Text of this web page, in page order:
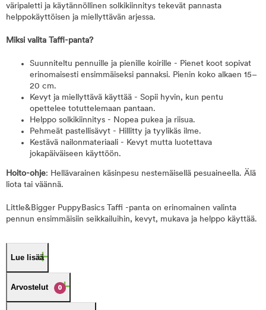
väripaletti ja käytännöllinen solkikiinnitys tekevät pannasta
helppokäyttöisen ja miellyttävän arjessa.
Miksi valita Taffi-panta?
Suunniteltu pennuille ja pienille koirille - Pienet koot sopivat
erinomaisesti ensimmäiseksi pannaksi. Pienin koko alkaen 15–
20 cm.
Kevyt ja miellyttävä käyttää - Sopii hyvin, kun pentu
opettelee totuttelemaan pantaan.
Helppo solkikiinnitys - Nopea pukea ja riisua.
Pehmeät pastellisävyt - Hillitty ja tyylikäs ilme.
Kestävä nailonmateriaali - Kevyt mutta luotettava
jokapäiväiseen käyttöön.
Hoito-ohje: Hellävarainen käsinpesu nestemäisellä pesuaineella. Älä
liota tai väännä.
Little&Bigger PuppyBasics Taffi -panta on erinomainen valinta
pennun ensimmäisiin seikkailuihin, kevyt, mukava ja helppo käyttää.
Lue lisää
Arvostelut 0